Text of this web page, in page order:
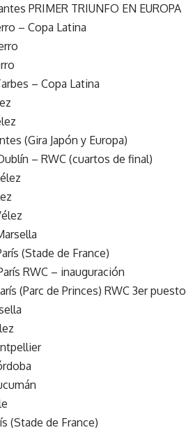
PRIMER TRIUNFO EN EUROPA
– Copa Latina
– Copa Latina
(Gira Japón y Europa)
– RWC (cuartos de final)
(Stade de France)
RWC – inauguración
(Parc de Princes) RWC 3er puesto
(Stade de France)